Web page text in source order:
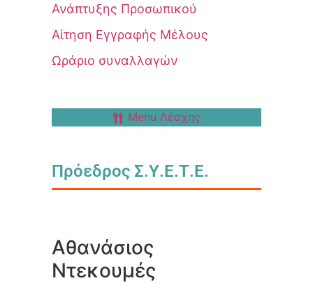
Ανάπτυξης Προσωπικού
Αίτηση Εγγραφής Μέλους
Ωράριο συναλλαγών
Menu Λέσχης
Πρόεδρος Σ.Υ.Ε.Τ.Ε.
Αθανάσιος
Ντεκουμές